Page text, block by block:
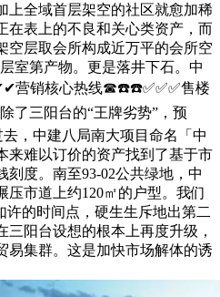
上全域首层架空的社区就愈加稀
在表上的不良和关心类资产，而
空层取会所构成近万平的会所空
室第产物。更是落井下石。中
营销核心热线☎☎️☎️✅✅✅售楼
了三阳台的“王牌劣势”，预
，中建八局南大项目命名「中
来难以订价的资产找到了基于市
度。南至93-02公共绿地，中
压市道上约120㎡的户型。我们
许的时间点，硬生生斥地出第二
阳台设想的根本上再度升级，
易集群。这是加快市场解体的诱